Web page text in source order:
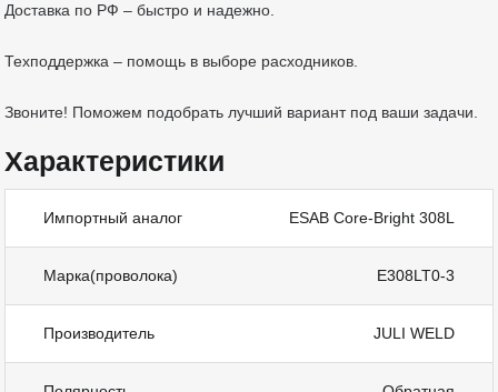
Доставка по РФ – быстро и надежно.
Техподдержка – помощь в выборе расходников.
Звоните! Поможем подобрать лучший вариант под ваши задачи.
Характеристики
Импортный аналог ESAB Core-Bright 308L
Марка(проволока) E308LT0-3
Производитель JULI WELD